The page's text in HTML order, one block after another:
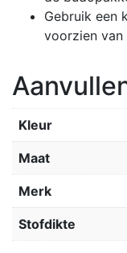
Gebruik een
voorzien van
Kleur
Maat
Merk
Stofdikte